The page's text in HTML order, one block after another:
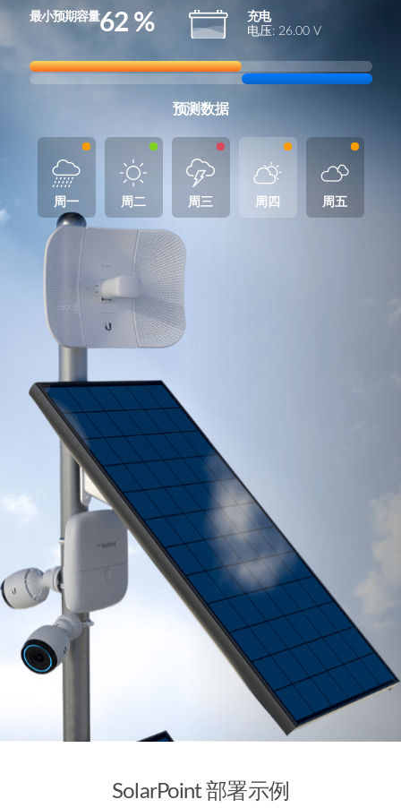
最小预期容量41 %
充电
电压: 23.40 V
预测数据
周一 周二 周三 周四 周五
SolarPoint 部署示例